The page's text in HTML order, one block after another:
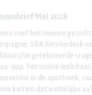
Mei 2026
met het nieuwe gezicht
SBA Servicedesk
gerelateerde
app, het online
in de apotheek,
dat wettelijke